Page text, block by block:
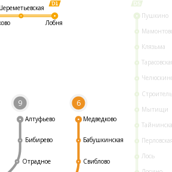
Пушкино
Клязьма
Мытищи
Лось
9 6
Медведково
Бабушкинская
Свиблово
Лобня
Бибирево
Отрадное
Алтуфьево